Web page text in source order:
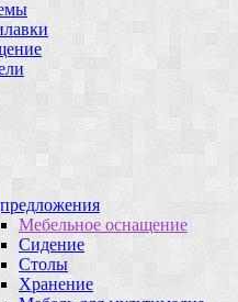
Мебельное оснащение
Сидение
Столы
Хранение